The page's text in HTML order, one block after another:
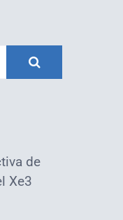
de
Xe3